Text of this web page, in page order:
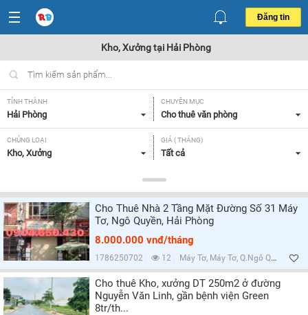
Đăng tin
Kho, Xưởng tại Hải Phòng
TỈNH THÀNH
Hải Phòng
CHUYÊN MỤC
Cho thuê văn phòng
CHỦNG LOẠI
Kho, Xưởng
GIÁ ( THÁNG)
Tất cả
Tất cả
TIỆN ÍCH VÀ TRANG THIẾT BỊ
Tất cả
Cho Thuê Nhà 2 Tầng Mặt Đường Số 31 Máy
Tơ, Ngô Quyền, Hải Phòng
8.000.000 vnđ/tháng
1786250702 12 Máy Tơ, Máy Tơ, Q.Ngô Quyền, Hải Phòng
Cho thuê Kho, xưởng DT 250m2 ở đường
Nguyễn Văn Linh, gần bệnh viện Green
8tr/th...